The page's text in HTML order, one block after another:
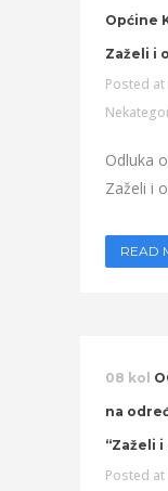
Općine
Zaželi i
Posted at
Odluka
Zaželi i
READ
08 kol
na
“Zaželi i
Posted at